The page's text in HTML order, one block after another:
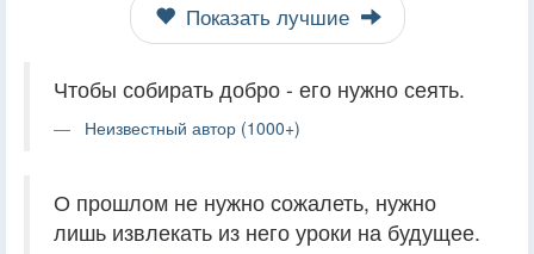
Показать лучшие
Чтобы собирать добро - его нужно сеять.
Неизвестный автор (1000+)
О прошлом не нужно сожалеть, нужно
лишь извлекать из него уроки на будущее.